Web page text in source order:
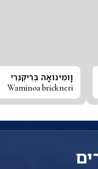
וָומִינוֹאָה בְּרִיקְנֵרִי
Waminoa brickneri